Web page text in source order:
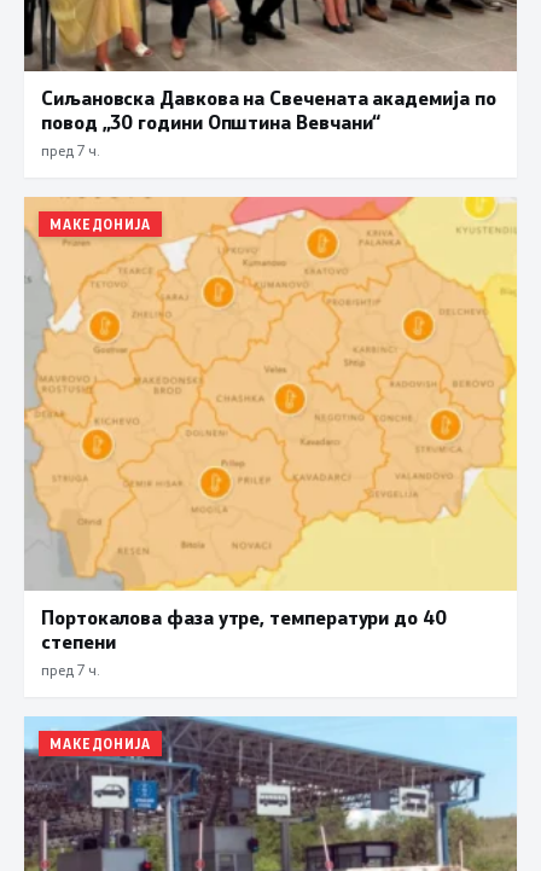
Сиљановска Давкова на Свечената академија по
повод „30 години Општина Вевчани“
пред 7 ч.
МАКЕДОНИЈА
Портокалова фаза утре, температури до 40
степени
пред 7 ч.
МАКЕДОНИЈА